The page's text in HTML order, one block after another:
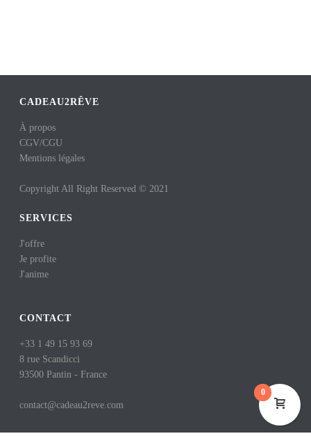
CADEAU2RÊVE
À propos
CGV/CGU
Mentions légales
Copyright All Right Reserved © 2021
SERVICES
J'offre
Je profite
J'anime
CONTACT
+33 1 49 15 93 69
8 rue Scandicci
93500 Pantin - France
contact@cadeau2reve.com
0